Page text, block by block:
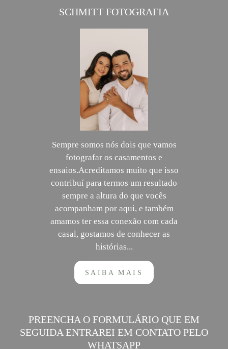
SCHMITT FOTOGRAFIA
Sempre somos nós dois que vamos
fotografar os casamentos e
ensaios.Acreditamos muito que isso
contribuí para termos um resultado
sempre a altura do que vocês
acompanham por aqui, e também
amamos ter essa conexão com cada
casal, gostamos de conhecer as
histórias...
SAIBA MAIS
PREENCHA O FORMULÁRIO QUE EM
SEGUIDA ENTRAREI EM CONTATO PELO
WHATSAPP